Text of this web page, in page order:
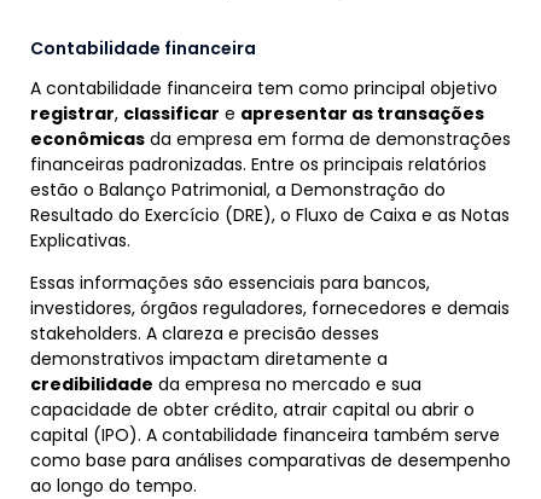
Contabilidade financeira
A contabilidade financeira tem como principal objetivo
registrar, classificar e apresentar as transações
econômicas da empresa em forma de demonstrações
financeiras padronizadas. Entre os principais relatórios
estão o Balanço Patrimonial, a Demonstração do
Resultado do Exercício (DRE), o Fluxo de Caixa e as Notas
Explicativas.
Essas informações são essenciais para bancos,
investidores, órgãos reguladores, fornecedores e demais
stakeholders. A clareza e precisão desses
demonstrativos impactam diretamente a
credibilidade da empresa no mercado e sua
capacidade de obter crédito, atrair capital ou abrir o
capital (IPO). A contabilidade financeira também serve
como base para análises comparativas de desempenho
ao longo do tempo.